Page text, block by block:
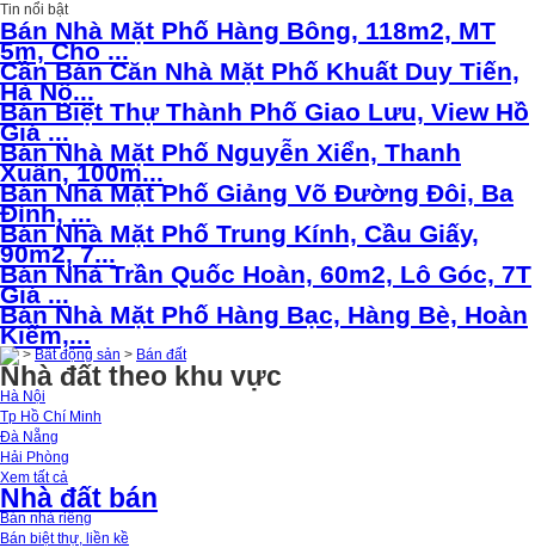
Tin nổi bật
Bán Nhà Mặt Phố Hàng Bông, 118m2, MT
5m, Cho ...
Cần Bán Căn Nhà Mặt Phố Khuất Duy Tiến,
Hà Nộ...
Bán Biệt Thự Thành Phố Giao Lưu, View Hồ
Giá ...
Bán Nhà Mặt Phố Nguyễn Xiển, Thanh
Xuân, 100m...
Bán Nhà Mặt Phố Giảng Võ Đường Đôi, Ba
Đình, ...
Bán Nhà Mặt Phố Trung Kính, Cầu Giấy,
90m2, 7...
Bán Nhà Trần Quốc Hoàn, 60m2, Lô Góc, 7T
Giá ...
Bán Nhà Mặt Phố Hàng Bạc, Hàng Bè, Hoàn
Kiếm,...
> Bất động sản > Bán đất
Nhà đất theo khu vực
Hà Nội
Tp Hồ Chí Minh
Đà Nẵng
Hải Phòng
Xem tất cả
Nhà đất bán
Bán nhà riêng
Bán biệt thự, liền kề